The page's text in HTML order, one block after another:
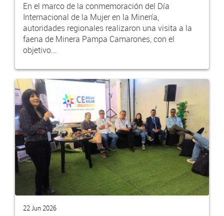
En el marco de la conmemoración del Día
Internacional de la Mujer en la Minería,
autoridades regionales realizaron una visita a la
faena de Minera Pampa Camarones, con el
objetivo...
22 Jun 2026